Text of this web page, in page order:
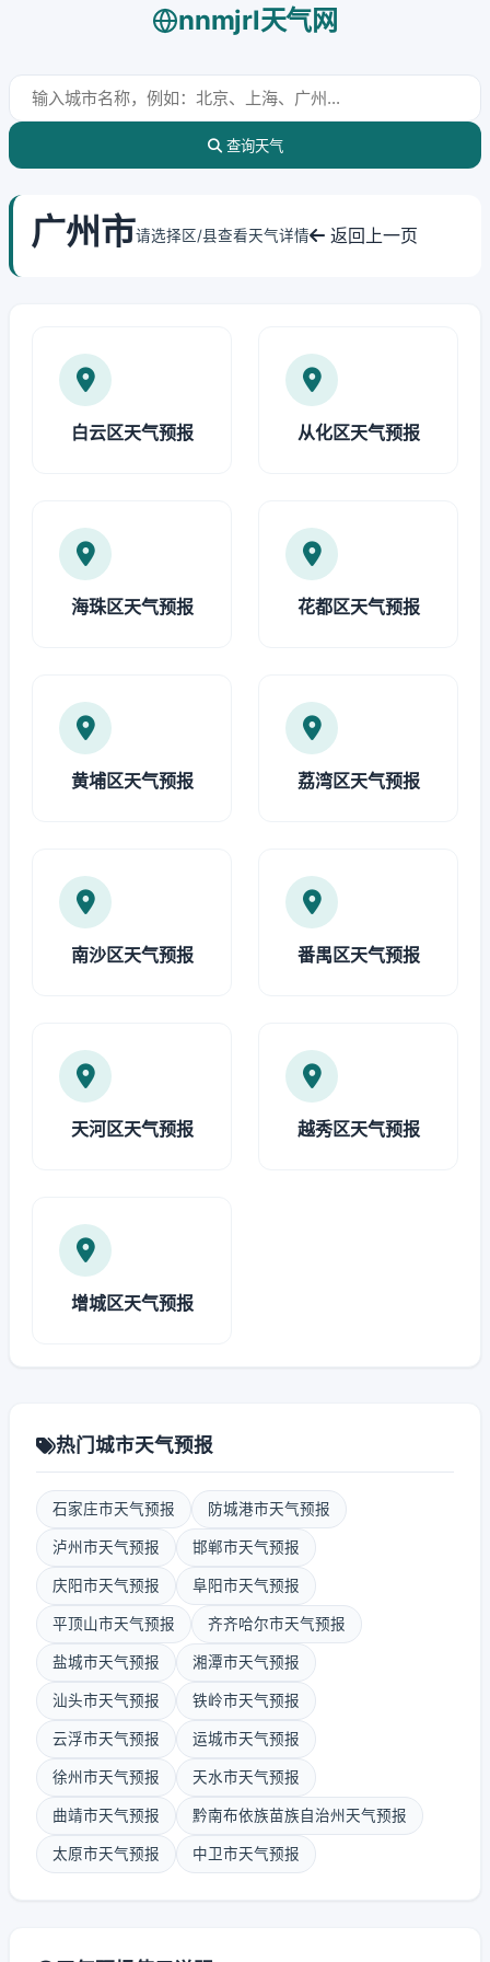
nnmjrl天气网
查询天气
广州市请选择区/县查看天气详情 返回上一页
白云区天气预报 从化区天气预报
海珠区天气预报 花都区天气预报
黄埔区天气预报 荔湾区天气预报
南沙区天气预报 番禺区天气预报
天河区天气预报 越秀区天气预报
增城区天气预报
热门城市天气预报
石家庄市天气预报 防城港市天气预报
泸州市天气预报 邯郸市天气预报
庆阳市天气预报 阜阳市天气预报
平顶山市天气预报 齐齐哈尔市天气预报
盐城市天气预报 湘潭市天气预报
汕头市天气预报 铁岭市天气预报
云浮市天气预报 运城市天气预报
徐州市天气预报 天水市天气预报
曲靖市天气预报 黔南布依族苗族自治州天气预报
太原市天气预报 中卫市天气预报